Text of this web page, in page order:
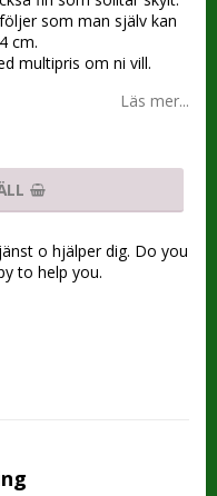
som man själv kan
cm.
multipris om ni vill.
Läs mer...
o hjälper dig. Do you
to help you.